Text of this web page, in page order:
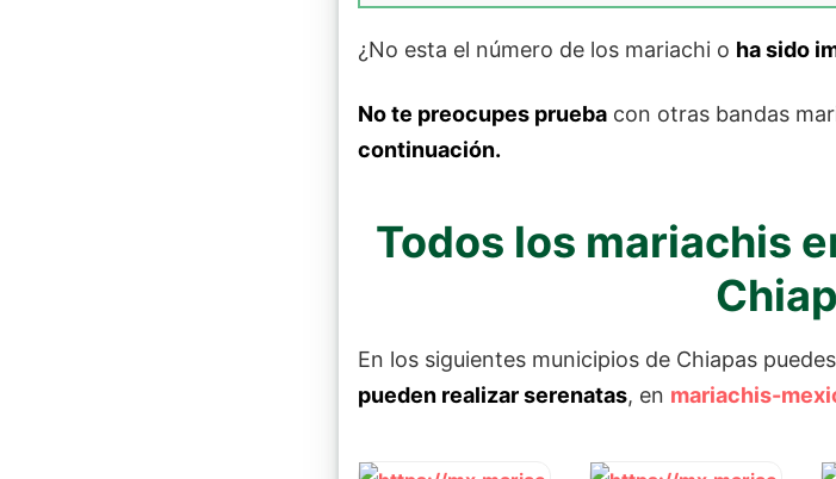
¿No esta el número de los mariachi o ha sido
No te preocupes prueba con otras bandas
continuación.
Todos los mariachis
En los siguientes municipios de Chiapas
pueden realizar serenatas, en mariachis-